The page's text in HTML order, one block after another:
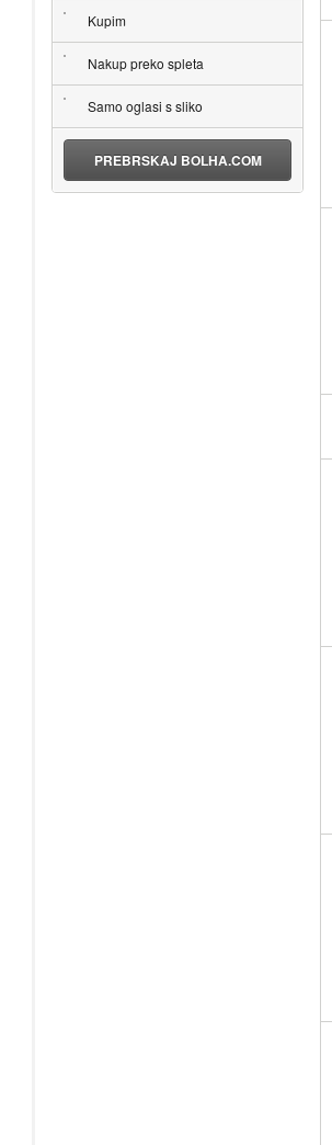
Kupim
Nakup preko spleta
Samo oglasi s sliko
PREBRSKAJ BOLHA.COM